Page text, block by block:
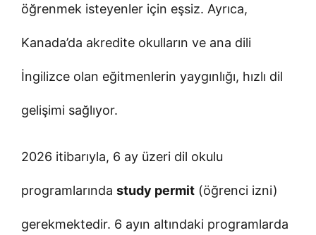
öğrenmek isteyenler için eşsiz. Ayrıca,
Kanada’da akredite okulların ve ana dili
İngilizce olan eğitmenlerin yaygınlığı, hızlı dil
gelişimi sağlıyor.
2026 itibarıyla, 6 ay üzeri dil okulu
programlarında study permit (öğrenci izni)
gerekmektedir. 6 ayın altındaki programlarda